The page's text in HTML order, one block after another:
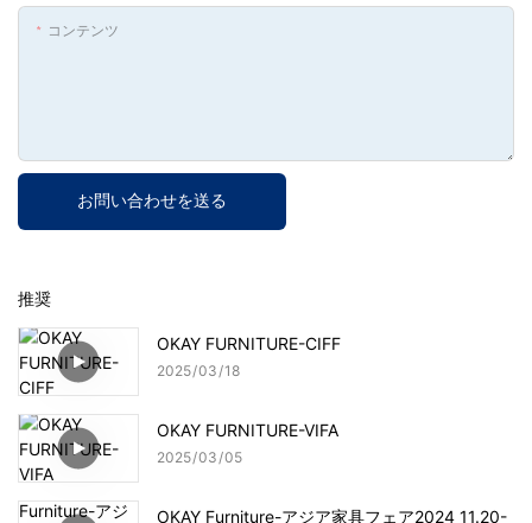
コンテンツ
お問い合わせを送る
推奨
OKAY FURNITURE-CIFF
2025 03 18
OKAY FURNITURE-VIFA
2025 03 05
OKAY Furniture-アジア家具フェア2024 11.20-